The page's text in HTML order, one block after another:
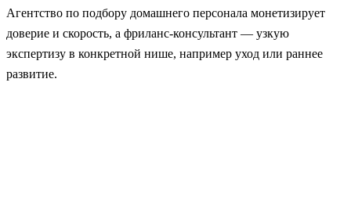
Агентство по подбору домашнего персонала монетизирует
доверие и скорость, а фриланс-консультант — узкую
экспертизу в конкретной нише, например уход или раннее
развитие.